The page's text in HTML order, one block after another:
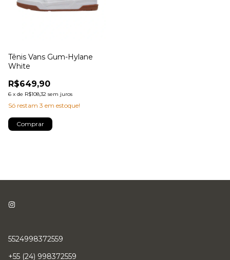
Tênis Vans Gum-Hylane
White
R$649,90
6 x de R$108,32 sem juros
Só restam 3 em estoque!
Comprar
5524998372559
+55 (24) 998372559